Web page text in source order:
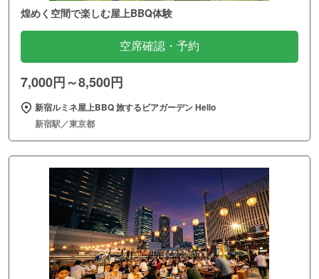
煌めく空間で楽しむ屋上BBQ体験
空席確認・予約
7,000円～8,500円
新宿ルミネ屋上BBQ 旅するビアガーデン Hello
新宿駅／東京都